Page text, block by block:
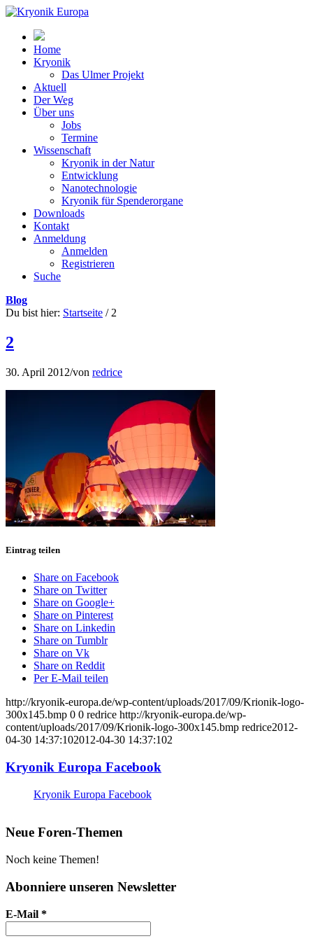
Home
Kryonik
Das Ulmer Projekt
Aktuell
Der Weg
Über uns
Jobs
Termine
Wissenschaft
Kryonik in der Natur
Entwicklung
Nanotechnologie
Kryonik für Spenderorgane
Downloads
Kontakt
Anmeldung
Anmelden
Registrieren
Suche
Blog
Du bist hier: Startseite / 2
2
30. April 2012/von redrice
Eintrag teilen
Share on Facebook
Share on Twitter
Share on Google+
Share on Pinterest
Share on Linkedin
Share on Tumblr
Share on Vk
Share on Reddit
Per E-Mail teilen
http://kryonik-europa.de/wp-content/uploads/2017/09/Krionik-logo-
300x145.bmp 0 0 redrice http://kryonik-europa.de/wp-
content/uploads/2017/09/Krionik-logo-300x145.bmp redrice2012-
04-30 14:37:102012-04-30 14:37:102
Kryonik Europa Facebook
Kryonik Europa Facebook
Neue Foren-Themen
Noch keine Themen!
Abonniere unseren Newsletter
E-Mail *